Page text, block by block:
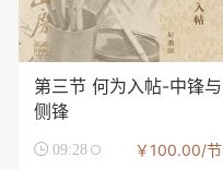
第三节 何为入帖-中锋与
侧锋
 09:28 ￥100.00/节